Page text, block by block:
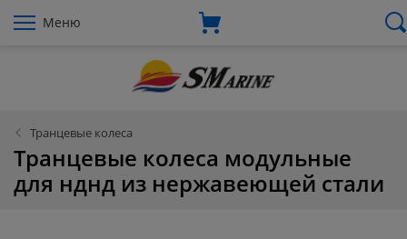
Меню
Транцевые колеса
Транцевые колеса модульные
для нднд из нержавеющей стали